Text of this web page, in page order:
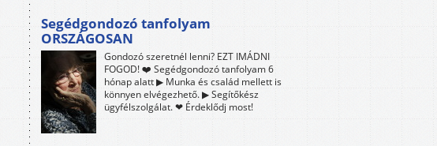
Segédgondozó tanfolyam
ORSZÁGOSAN
Gondozó szeretnél lenni? EZT IMÁDNI
FOGOD! ❤️ Segédgondozó tanfolyam 6
hónap alatt ▶ Munka és család mellett is
könnyen elvégezhető. ▶ Segítőkész
ügyfélszolgálat. ❤ Érdeklődj most!